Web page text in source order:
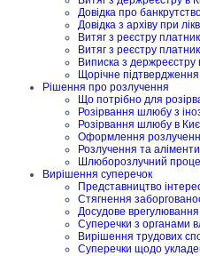
Довідка про
Довідка з архіву при
Витяг з реєстру
Витяг з реєстру
Виписка з держреєстру
Щорічне підтвердження
Рішення про розлучення
Що потрібно для
Розірвання шлюбу з
Розірвання шлюбу в
Оформлення
Розлучення та аліменти
Шлюборозлучний
Вирішення суперечок
Представництво
Стягнення
Досудове
Суперечки з органами
Вирішення трудових
Суперечки щодо